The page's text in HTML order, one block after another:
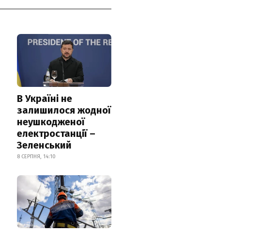
В Україні не
залишилося жодної
неушкодженої
електростанції –
Зеленський
8 СЕРПНЯ, 14:10